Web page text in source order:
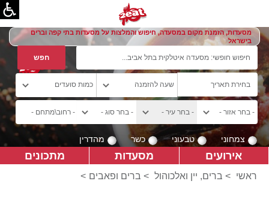
מסעדות, הזמנת מקום במסעדה, חיפוש והמלצות על מסעדות בתי קפה וברים
בישראל
צמחוני טבעוני כשר מהדרין
אירועים מסעדות מתכונים
ראשי > ברים, יין ואלכוהול > ברים ופאבים >